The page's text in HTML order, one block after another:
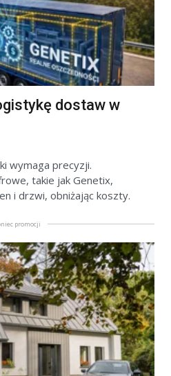
dostaw w
wymaga precyzji.
takie jak Genetix,
i drzwi, obniżając koszty.
promocji